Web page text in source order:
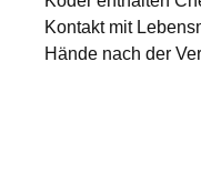
Kontakt mit
Hände nach der